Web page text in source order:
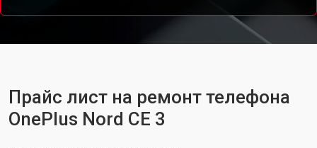
Прайс лист на ремонт телефона
OnePlus Nord CE 3